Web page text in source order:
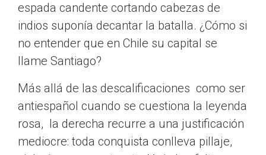
espada candente cortando cabezas de
indios suponía decantar la batalla. ¿Cómo si
no entender que en Chile su capital se
llame Santiago?
Más allá de las descalificaciones como ser
antiespañol cuando se cuestiona la leyenda
rosa, la derecha recurre a una justificación
mediocre: toda conquista conlleva pillaje,